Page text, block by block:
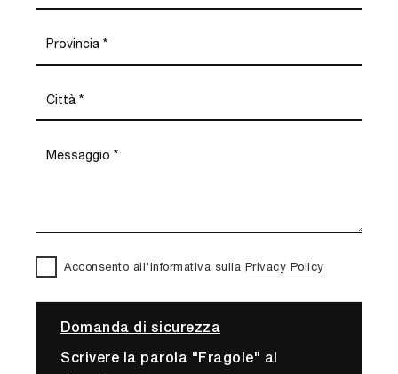
Acconsento all'informativa sulla Privacy Policy
Domanda di sicurezza
Scrivere la parola "Fragole" al